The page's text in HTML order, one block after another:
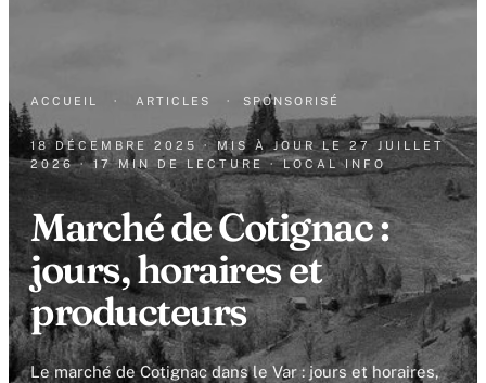
ACCUEIL · ARTICLES · SPONSORISÉ
18 DÉCEMBRE 2025 · MIS À JOUR LE 27 JUILLET
2026 · 17 MIN DE LECTURE · LOCAL INFO
Marché de Cotignac :
jours, horaires et
producteurs
Le marché de Cotignac dans le Var : jours et horaires,